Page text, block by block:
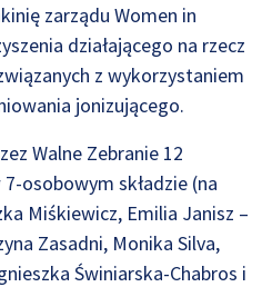
zarządu Women in
działającego na rzecz
z wykorzystaniem
jonizującego.
Walne Zebranie 12
7-osobowym składzie (na
Miśkiewicz, Emilia Janisz –
Zasadni, Monika Silva,
Świniarska-Chabros i